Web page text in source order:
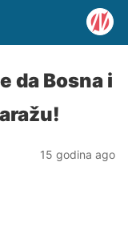
da Bosna i
15 godina ago